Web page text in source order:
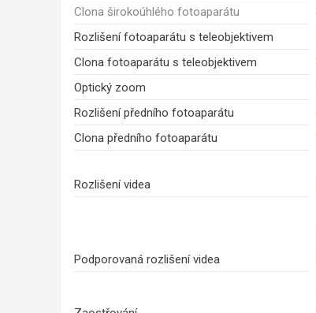
Clona širokoúhlého fotoaparátu
Rozlišení fotoaparátu s teleobjektivem
Clona fotoaparátu s teleobjektivem
Optický zoom
Rozlišení předního fotoaparátu
Clona předního fotoaparátu
Rozlišení videa
Podporovaná rozlišení videa